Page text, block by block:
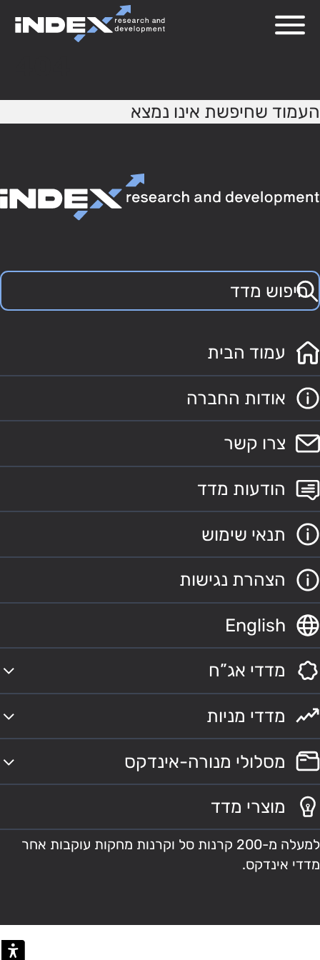
העמוד שחיפשת אינו נמצא
עמוד הבית
אודות החברה
צרו קשר
הודעות מדד
תנאי שימוש
הצהרת נגישות
English
מדדי אג”ח
מדדי מניות
מסלולי מנורה-אינדקס
מוצרי מדד
למעלה מ-200 קרנות סל וקרנות מחקות עוקבות אחר
מדדי אינדקס.